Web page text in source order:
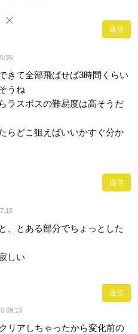
返信
きて全部飛ばせば3時間くらい
うね
ラスボスの難易度は高そうだ
らどこ狙えばいいかすぐ分か
返信
、とある部分でちょっとした
しい
返信
09:13
リアしちゃったから変化前の